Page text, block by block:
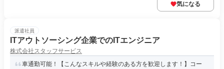
気になる
派遣社員
ITアウトソーシング企業でのITエンジニア
株式会社スタッフサービス
車通勤可能！【こんなスキルや経験のある方を歓迎します！】コー